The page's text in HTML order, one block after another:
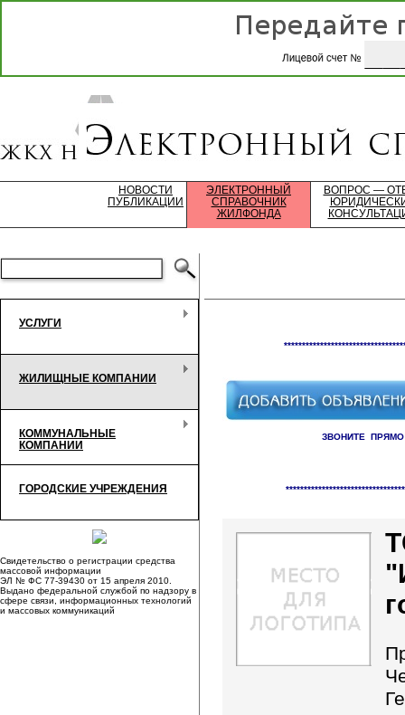
НОВОСТИ
ПУБЛИКАЦИИ
ЭЛЕКТРОННЫЙ
СПРАВОЧНИК
ЖИЛФОНДА
ВОПРОС —
УСЛУГИ
ЖИЛИЩНЫЕ КОМПАНИИ
КОММУНАЛЬНЫЕ
КОМПАНИИ
ГОРОДСКИЕ УЧРЕЖДЕНИЯ
Свидетельство о регистрации средства
массовой информации
ЭЛ № ФС 77-39430 от 15 апреля 2010.
Выдано федеральной службой по надзору в
сфере связи, информационных технологий
и массовых коммуникаций
ЗВОНИТЕ
Справочник